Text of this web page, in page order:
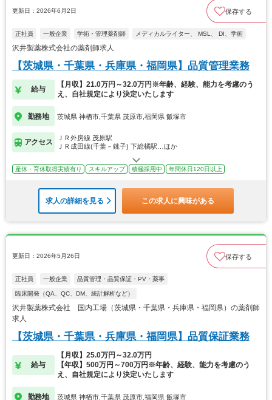
更新日：2026年6月2日 保存する
正社員 一般企業 学術・管理薬剤師 メディカルライター、 MSL、 DI、学術
沢井製薬株式会社の薬剤師求人
【茨城県・千葉県・兵庫県・福岡県】品質管理業務
給与
【月収】21.0万円～32.0万円※年齢、経験、能力を考慮のう
え、自社規定により決定いたします
勤務地 茨城県 神栖市,千葉県 茂原市,福岡県 飯塚市
アクセス
ＪＲ外房線 茂原駅
ＪＲ成田線(千葉－銚子) 下総橘駅…ほか
産休・育休取得実績有り スキルアップ 積極採用中 年間休日120日以上
求人の詳細を見る この求人に興味がある
更新日：2026年5月26日 保存する
正社員 一般企業 品質管理・品質保証・PV・薬事
臨床開発（QA、QC、DM、統計解析など）
沢井製薬株式会社 国内工場（茨城県・千葉県・兵庫県・福岡県）の薬剤師
求人
【茨城県・千葉県・兵庫県・福岡県】品質保証業務
給与
【月収】25.0万円～32.0万円
【年収】500万円～700万円※年齢、経験、能力を考慮のう
え、自社規定により決定いたします
勤務地 茨城県 神栖市,千葉県 茂原市,福岡県 飯塚市